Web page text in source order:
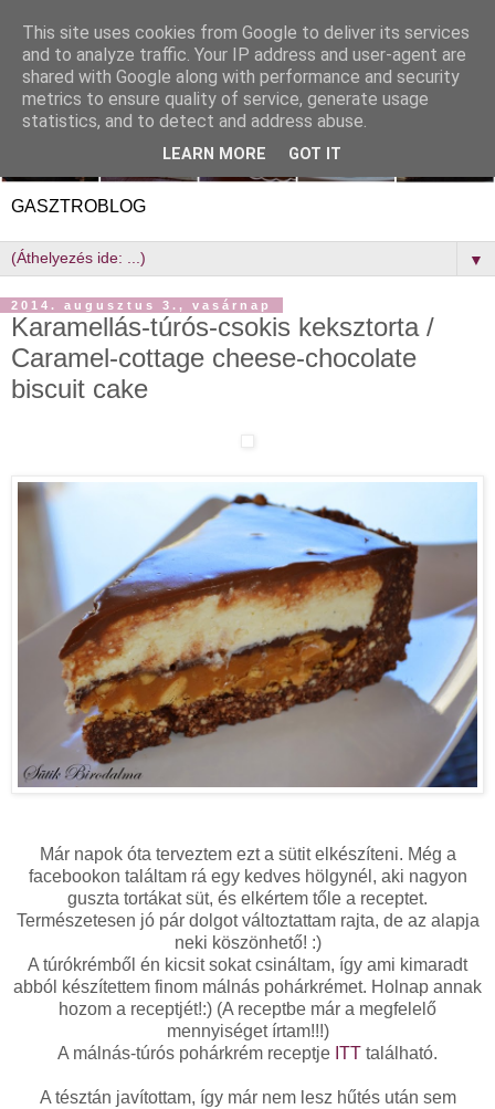
GASZTROBLOG
▼
2014. augusztus 3., vasárnap
Karamellás-túrós-csokis keksztorta /
Caramel-cottage cheese-chocolate
biscuit cake
Már napok óta terveztem ezt a sütit elkészíteni. Még a
facebookon találtam rá egy kedves hölgynél, aki nagyon
guszta tortákat süt, és elkértem tőle a receptet.
Természetesen jó pár dolgot változtattam rajta, de az alapja
neki köszönhető! :)
A túrókrémből én kicsit sokat csináltam, így ami kimaradt
abból készítettem finom málnás pohárkrémet. Holnap annak
hozom a receptjét!:) (A receptbe már a megfelelő
mennyiséget írtam!!!)
A málnás-túrós pohárkrém receptje ITT található.
A tésztán javítottam, így már nem lesz hűtés után sem
This site uses cookies from Google to deliver its services
and to analyze traffic. Your IP address and user-agent are
shared with Google along with performance and security
metrics to ensure quality of service, generate usage
statistics, and to detect and address abuse.
LEARN MORE GOT IT